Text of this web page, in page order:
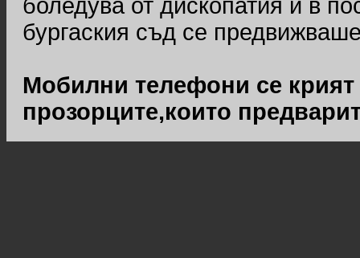
боледува от дископатия и в
бургаския съд се
Мобилни телефони се
прозорците,които